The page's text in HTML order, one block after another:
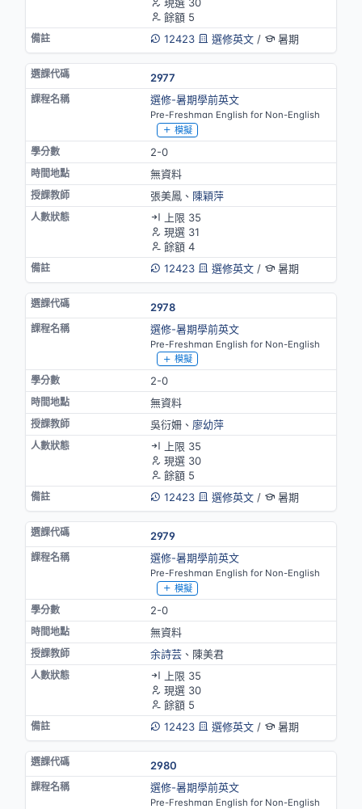
現選 30
餘額 5
12423
選修英文/ 暑期
2977
選修-暑期學前英文
Pre-Freshman English for Non-English
模擬
2-0
無資料
張美鳳、 陳穎萍
上限 35
現選 31
餘額 4
12423
選修英文/ 暑期
2978
選修-暑期學前英文
Pre-Freshman English for Non-English
模擬
2-0
無資料
吳衍姍、 廖幼萍
上限 35
現選 30
餘額 5
12423
選修英文/ 暑期
2979
選修-暑期學前英文
Pre-Freshman English for Non-English
模擬
2-0
無資料
余詩芸、陳美君
上限 35
現選 30
餘額 5
12423
選修英文/ 暑期
2980
選修-暑期學前英文
Pre-Freshman English for Non-English